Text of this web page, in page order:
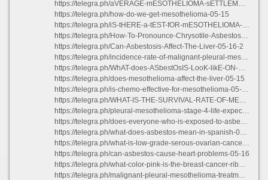
https://telegra.ph/aVERAGE-mESOTHELIOMA-sETTLEMENT-aMOUNTS-uK-05-16-3
https://telegra.ph/how-do-we-get-mesothelioma-05-15
https://telegra.ph/iS-tHERE-a-tEST-fOR-mESOTHELIOMA-05-16
https://telegra.ph/How-To-Pronounce-Chrysotile-Asbestos-05-16
https://telegra.ph/Can-Asbestosis-Affect-The-Liver-05-16-2
https://telegra.ph/incidence-rate-of-malignant-pleural-mesothelioma-05-16-2
https://telegra.ph/WhAT-does-ASbestOsIS-LooK-likE-ON-A-CT-ScAn-05-16-4
https://telegra.ph/does-mesothelioma-affect-the-liver-05-15
https://telegra.ph/is-chemo-effective-for-mesothelioma-05-16-2
https://telegra.ph/WHAT-IS-THE-SURVIVAL-RATE-OF-MESOTHELIOMA-STAGE-3-05-16
https://telegra.ph/pleural-mesothelioma-stage-4-life-expectancy-05-17
https://telegra.ph/does-everyone-who-is-exposed-to-asbestos-get-mesothelioma-05-16
https://telegra.ph/what-does-asbestos-mean-in-spanish-05-16-2
https://telegra.ph/what-is-low-grade-serous-ovarian-cancer-05-16
https://telegra.ph/can-asbestos-cause-heart-problems-05-16
https://telegra.ph/what-color-pink-is-the-breast-cancer-ribbon-05-16-3
https://telegra.ph/malignant-pleural-mesothelioma-treatments-05-16